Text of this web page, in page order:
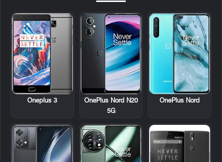
OnePlus Nord
OnePlus Nord N20
5G
Oneplus 3